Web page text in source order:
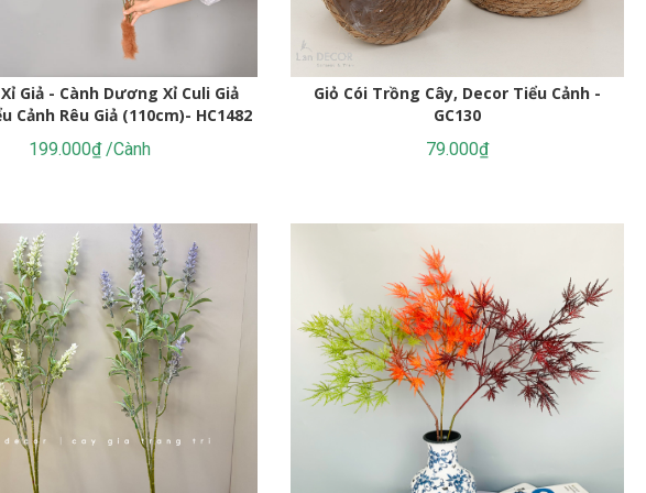
Giả - Cành Dương Xỉ Culi Giả
Cảnh Rêu Giả (110cm)- HC1482
199.000₫ /Cành
Giỏ Cói Trồng Cây, Decor Tiểu Cảnh -
GC130
79.000₫
Quyên Dáng Huyền Trang Trí
Tiểu Cảnh Ấn Tượng (200cm)-
CC1090
4.350.000₫
5.823.000₫